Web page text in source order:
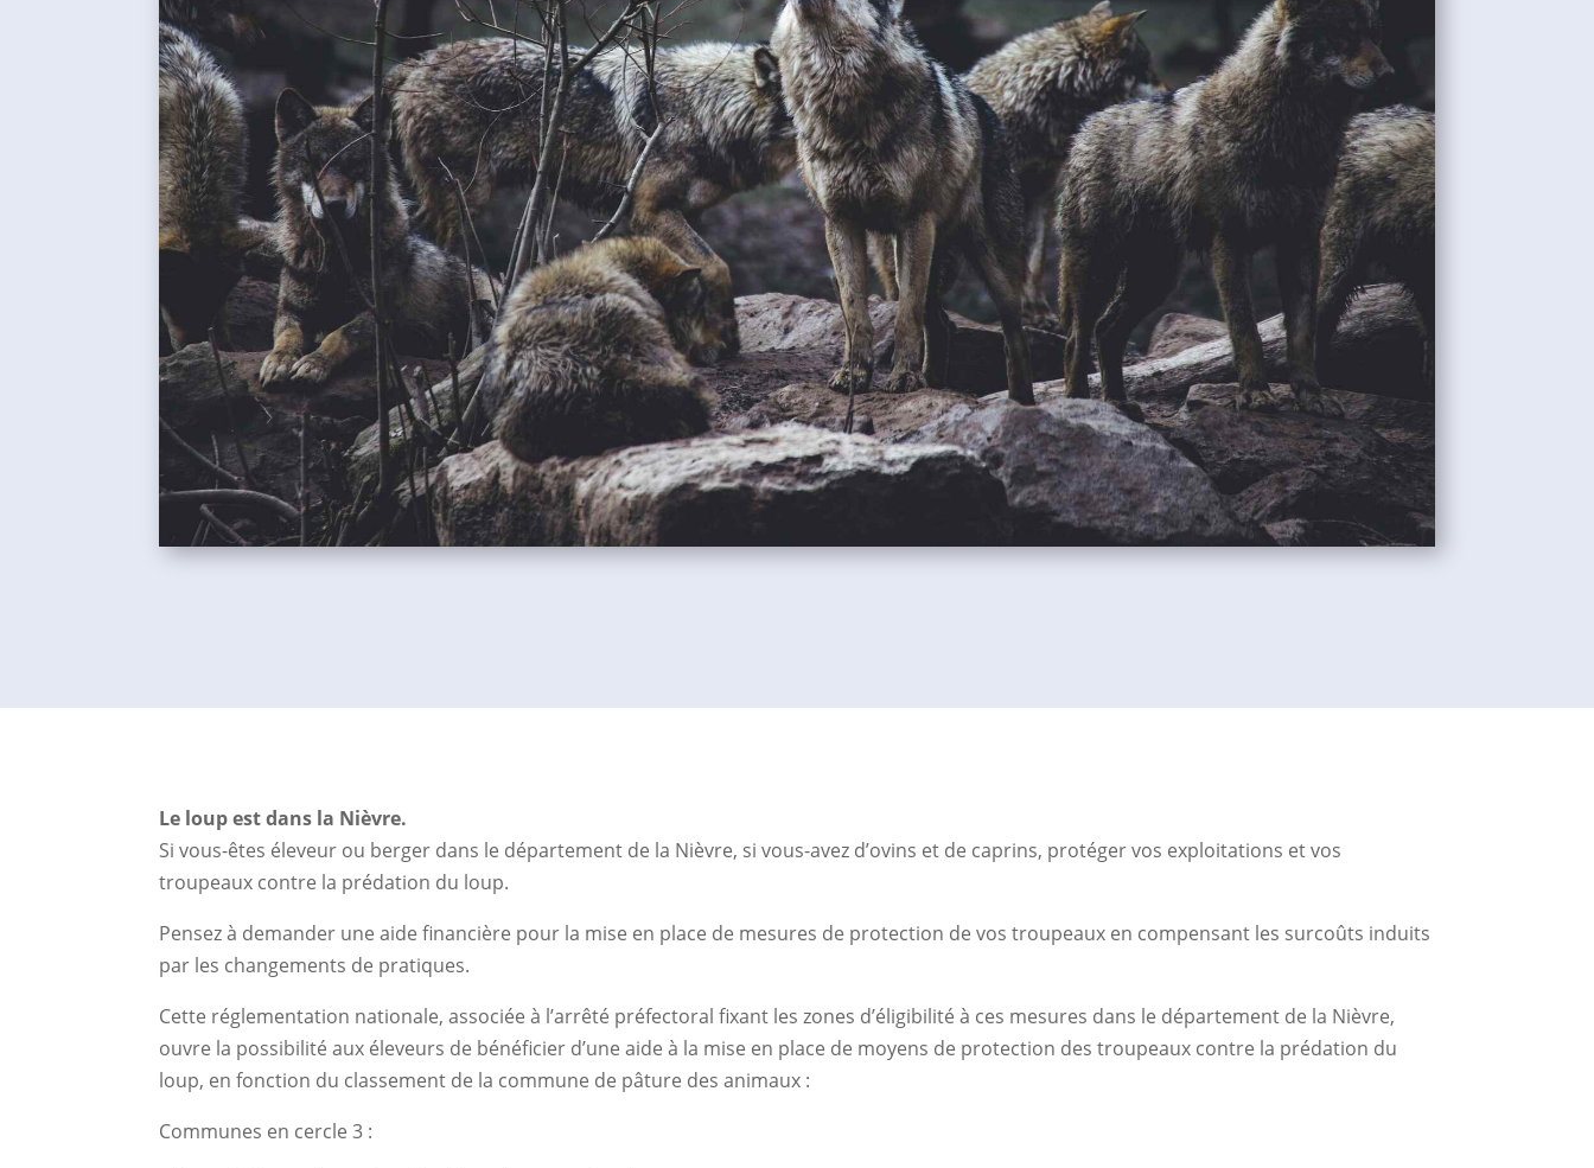
Le loup est dans la Nièvre.
Si vous-êtes éleveur ou berger dans le département de la Nièvre, si vous-avez d’ovins et de caprins, protéger vos exploitations et vos
troupeaux contre la prédation du loup.
Pensez à demander une aide financière pour la mise en place de mesures de protection de vos troupeaux en compensant les surcoûts induits
par les changements de pratiques.
Cette réglementation nationale, associée à l’arrêté préfectoral fixant les zones d’éligibilité à ces mesures dans le département de la Nièvre,
ouvre la possibilité aux éleveurs de bénéficier d’une aide à la mise en place de moyens de protection des troupeaux contre la prédation du
loup, en fonction du classement de la commune de pâture des animaux :
Communes en cercle 3 :